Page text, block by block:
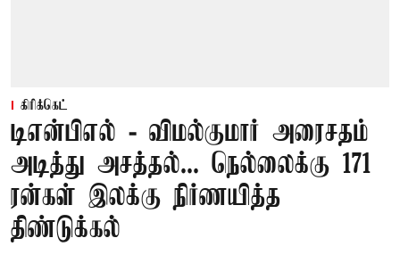
கிரிக்கெட்
டிஎன்பிஎல் - விமல்குமார் அரைசதம்
அடித்து அசத்தல்... நெல்லைக்கு 171
ரன்கள் இலக்கு நிர்ணயித்த
திண்டுக்கல்